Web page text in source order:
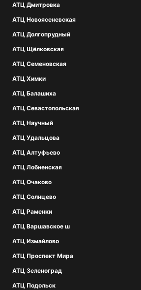
АТЦ Дмитровка
АТЦ Новоясеневская
АТЦ Долгопрудный
АТЦ Щёлковская
АТЦ Семеновская
АТЦ Химки
АТЦ Балашиха
АТЦ Севастопольская
АТЦ Научный
АТЦ Удальцова
АТЦ Алтуфьево
АТЦ Лобненская
АТЦ Очаково
АТЦ Солнцево
АТЦ Раменки
АТЦ Варшавское ш
АТЦ Измайлово
АТЦ Проспект Мира
АТЦ Зеленоград
АТЦ Подольск